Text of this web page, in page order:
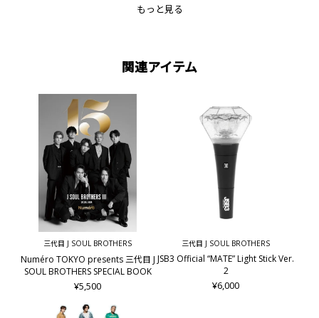
もっと見る
関連アイテム
三代目 J SOUL BROTHERS
Numéro TOKYO presents 三代目 J
SOUL BROTHERS SPECIAL BOOK
¥5,500
三代目 J SOUL BROTHERS
JSB3 Official “MATE” Light Stick Ver.
2
¥6,000